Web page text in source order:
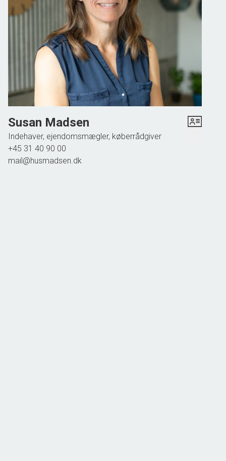
danner ramme om både daglige indkøb og hyggelige
snakke over morgenkaffen. Derudover ligger huset tæt på
kulturhuset, som byder på alt fra yoga og fredagsbar til
foredrag – her er det nemt at blive en del af fællesskabet.
Et hjem med sjæl, nærvær og en beliggenhed, der inviterer
dig indenfor i et aktivt og socialt lokalmiljø.
Susan Madsen
Indehaver, ejendomsmægler, køberrådgiver
+45 31 40 90 00
mail@husmadsen.dk